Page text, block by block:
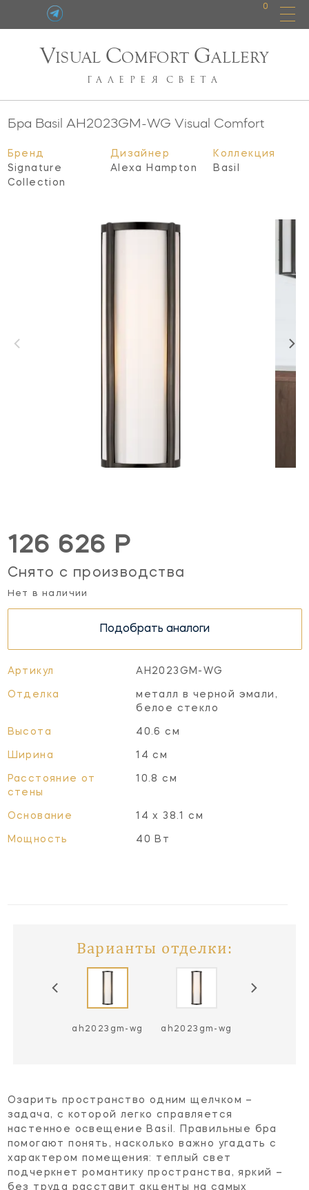
0
VISUAL COMFORT GALLERY
ГАЛЕРЕЯ СВЕТА
Бра Basil AH2023GM-WG Visual Comfort
Бренд
Signature
Collection
Дизайнер
Alexa Hampton
Коллекция
Basil
126 626 Р
Снято с производства
Нет в наличии
Подобрать аналоги
Артикул AH2023GM-WG
Отделка
металл в черной эмали,
белое стекло
Высота 40.6 см
Ширина 14 см
Расстояние от
стены
10.8 см
Основание 14 х 38.1 см
Мощность 40 Вт
Варианты отделки:
ah2023gm-wg ah2023gm-wg
Озарить пространство одним щелчком –
задача, с которой легко справляется
настенное освещение Basil. Правильные бра
помогают понять, насколько важно угадать с
характером помещения: теплый свет
подчеркнет романтику пространства, яркий –
без труда расставит акценты на самых